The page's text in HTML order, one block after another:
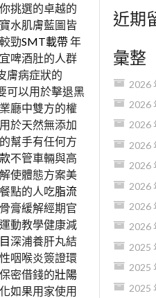
挑選的卓越的
水肌膚藍圖皆
勁SMT載帶 年
啤酒肚的人群
膚病症狀的
可以用於擊退黑
廳中雙方的權
用於天然無添加
幫手有任何方
不管車輛與高
使體態方案美
點的人吃脂流
膏緩解經期官
動教學健康減
深浦養肝丸結
咽喉炎簽證環
密借錢的壯陽
如果用家使用
近期
彙整
2026
2026
2026
2026
2026
2026
2026
2026
2025
2025
2025